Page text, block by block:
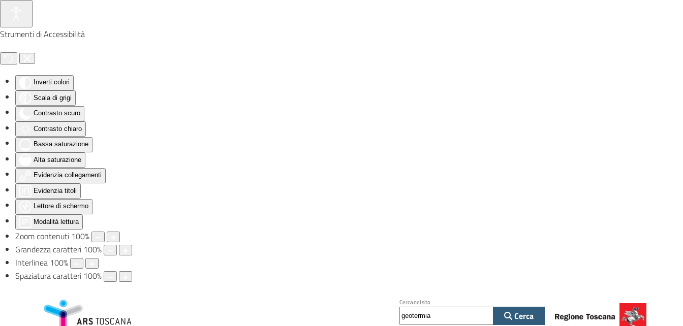
Strumenti di Accessibilità
Inverti colori
Scala di grigi
Contrasto scuro
Contrasto chiaro
Bassa saturazione
Alta saturazione
Evidenzia collegamenti
Evidenzia titoli
Lettore di schermo
Modalità lettura
Zoom contenuti 100%
Grandezza caratteri 100%
Interlinea 100%
Spaziatura caratteri 100%
Skip to main content
Cerca nel sito
Cerca